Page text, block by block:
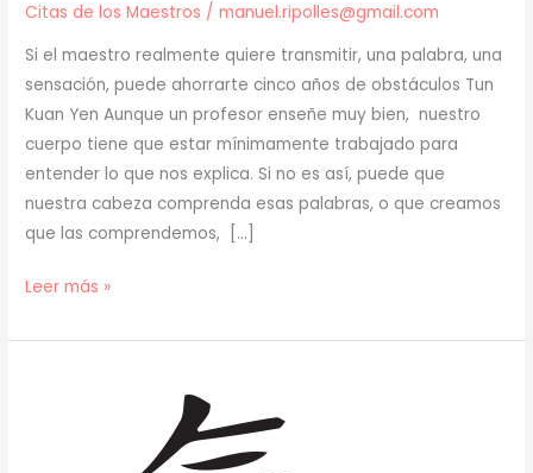
Citas de los Maestros /manuel.ripolles@gmail.com
Si el maestro realmente quiere transmitir, una palabra, una
sensación, puede ahorrarte cinco años de obstáculos Tun
Kuan Yen Aunque un profesor enseñe muy bien, nuestro
cuerpo tiene que estar mínimamente trabajado para
entender lo que nos explica. Si no es así, puede que
nuestra cabeza comprenda esas palabras, o que creamos
que las comprendemos, […]
Citas
Maestro
Leer más »